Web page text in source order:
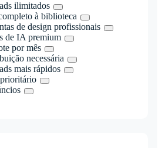
ilimitados
à biblioteca
de design profissionais
de IA premium
por mês
necessária
mais rápidos